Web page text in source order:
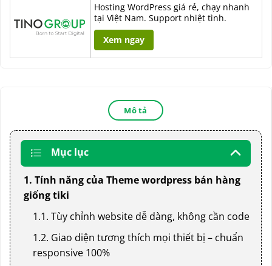
Hosting WordPress giá rẻ, chạy nhanh
tại Việt Nam. Support nhiệt tình.
Xem ngay
Mô tả
Mục lục
1. Tính năng của Theme wordpress bán hàng
giống tiki
1.1. Tùy chỉnh website dễ dàng, không cần code
1.2. Giao diện tương thích mọi thiết bị – chuẩn
responsive 100%